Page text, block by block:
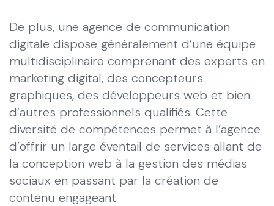
De plus, une agence de communication
digitale dispose généralement d’une équipe
multidisciplinaire comprenant des experts en
marketing digital, des concepteurs
graphiques, des développeurs web et bien
d’autres professionnels qualifiés. Cette
diversité de compétences permet à l’agence
d’offrir un large éventail de services allant de
la conception web à la gestion des médias
sociaux en passant par la création de
contenu engageant.